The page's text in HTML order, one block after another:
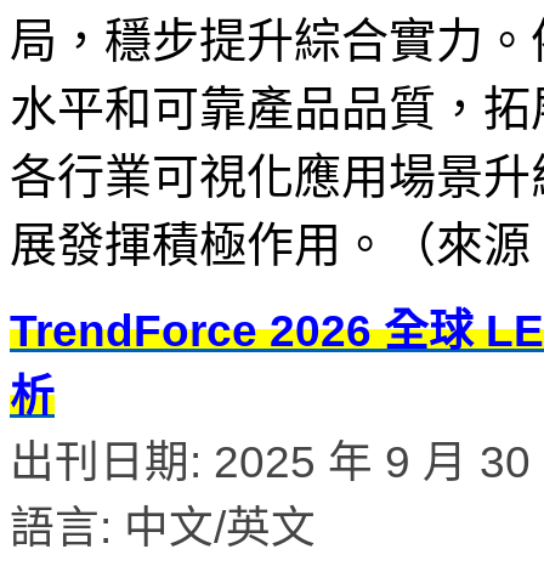
局，穩步提升綜合實力
水平和可靠產品品質，
各行業可視化應用場景
展發揮積極作用。（來
TrendForce 2026 全球
析
出刊日期: 2025 年 9 月 30
語言: 中文/英文